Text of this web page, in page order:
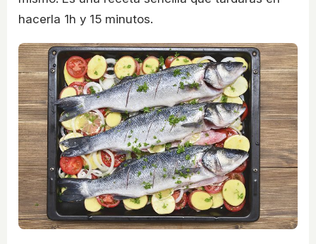
hacerla 1h y 15 minutos.